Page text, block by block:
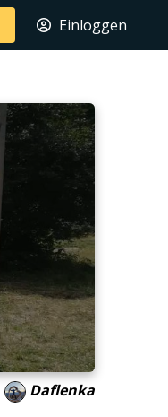
Einloggen
Daflenka